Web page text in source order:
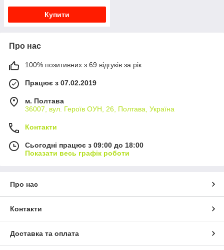
Купити
Про нас
100% позитивних з 69 відгуків за рік
Працює з 07.02.2019
м. Полтава
36007, вул. Героїв ОУН, 26, Полтава, Україна
Контакти
Сьогодні працює з 09:00 до 18:00
Показати весь графік роботи
Про нас
Контакти
Доставка та оплата